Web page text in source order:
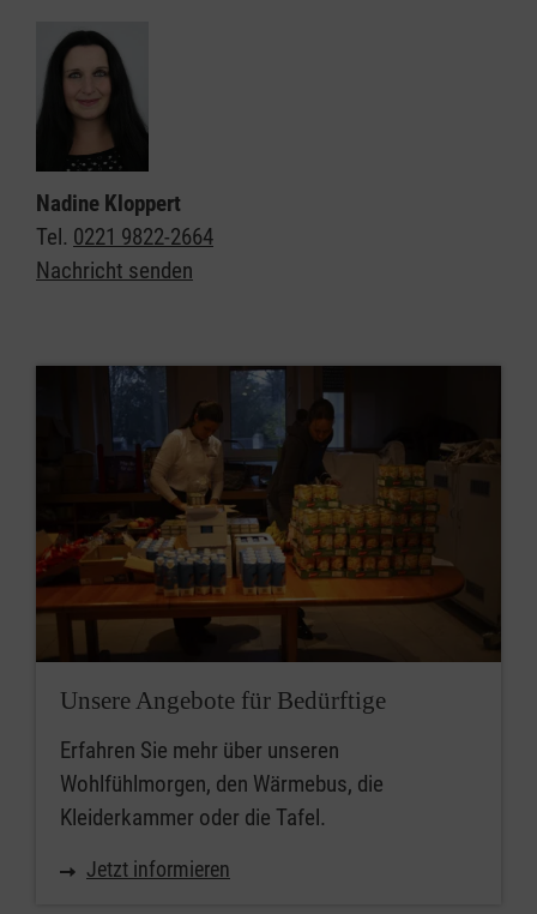
Nadine Kloppert
Tel. 0221 9822-2664
Nachricht senden
Unsere Angebote für Bedürftige
Erfahren Sie mehr über unseren
Wohlfühlmorgen, den Wärmebus, die
Kleiderkammer oder die Tafel.
Jetzt informieren